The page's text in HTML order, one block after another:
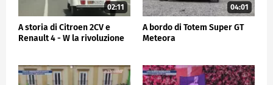
02:11
A storia di Citroen 2CV e
Renault 4 - W la rivoluzione
04:01
A bordo di Totem Super GT
Meteora